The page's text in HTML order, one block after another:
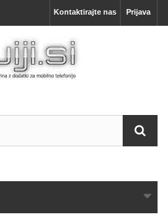
Prijava
Kontaktirajte nas